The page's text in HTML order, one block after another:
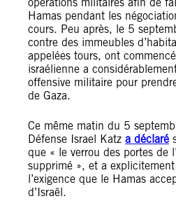
Hamas pendant les
cours. Peu après, le 5
contre des immeubles
appelées tours, ont
israélienne a
offensive militaire pour
de Gaza.
Ce même matin du 5
Défense Israel Katz a déclaré
que « le verrou des portes de
supprimé », et a
l’exigence que le Hamas
d’Israël.